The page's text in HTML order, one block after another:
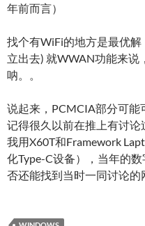
年前而言）
找个有WiFi的地方是最优
立出去) 就WWAN功能来说
呐。。
说起来，PCMCIA部分可能
记得很久以前在推上有讨论
我用X60T和Framework
化Type-C设备），当年的
否还能找到当时一同讨论的